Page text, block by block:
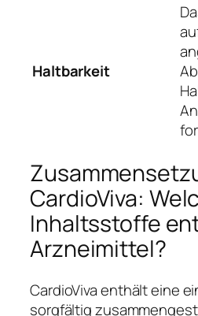
Haltbarkeit
CardioViva:
Inhaltsstoffe
Arzneimittel?
CardioViva enthält eine
sorgfältig